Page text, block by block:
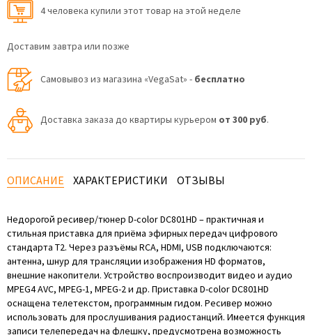
4 человекa купили этот товар на этой неделе
Доставим завтра или позже
Самовывоз из магазина «VegaSat» - бесплатно
Доставка заказа до квартиры курьером от 300 руб.
ОПИСАНИЕ ХАРАКТЕРИСТИКИ ОТЗЫВЫ
Недорогой ресивер/тюнер D-color DC801HD – практичная и
стильная приставка для приёма эфирных передач цифрового
стандарта T2. Через разъёмы RCA, HDMI, USB подключаются:
антенна, шнур для трансляции изображения HD форматов,
внешние накопители. Устройство воспроизводит видео и аудио
MPEG4 AVC, MPEG-1, MPEG-2 и др. Приставка D-color DC801HD
оснащена телетекстом, программным гидом. Ресивер можно
использовать для прослушивания радиостанций. Имеется функция
записи телепередач на флешку, предусмотрена возможность